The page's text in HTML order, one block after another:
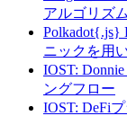
アルゴリズ
Polkadot{.js}
ニックを用
IOST:
ングフロー
IOST: DeFi